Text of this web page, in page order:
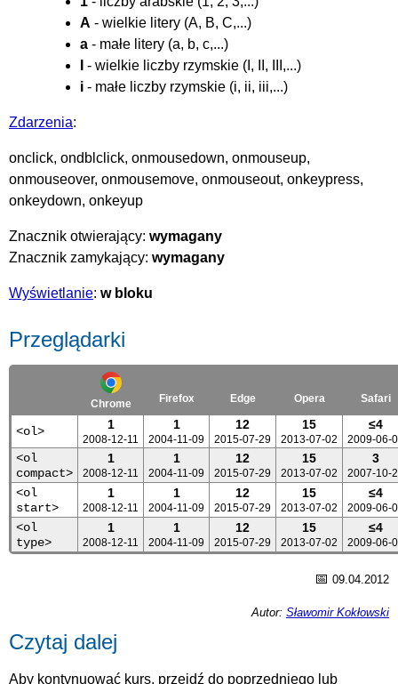
A - wielkie litery (A, B, C,...)
a - małe litery (a, b, c,...)
- wielkie liczby rzymskie (I, II, III,...)
i - małe liczby rzymskie (i, ii, iii,...)
Zdarzenia:
onclick, ondblclick, onmousedown, onmouseup,
onmouseover, onmousemove, onmouseout, onkeypress,
onkeydown, onkeyup
Znacznik otwierający: wymagany
Znacznik zamykający: wymagany
Wyświetlanie: w bloku
Przeglądarki
Chrome Firefox Edge Opera Safari
<ol> 1
2008-12-11
1
2004-11-09
12
2015-07-29
15
2013-07-02
≤4
2009-06-
<ol
compact>
1
2008-12-11
1
2004-11-09
12
2015-07-29
15
2013-07-02
3
2007-10-
<ol
start>
1
2008-12-11
1
2004-11-09
12
2015-07-29
15
2013-07-02
≤4
2009-06-
<ol
type>
1
2008-12-11
1
2004-11-09
12
2015-07-29
15
2013-07-02
≤4
2009-06-
📅 09.04.2012
Autor: Sławomir Kokłowski
Czytaj dalej
Aby kontynuować kurs, przejdź do poprzedniego lub